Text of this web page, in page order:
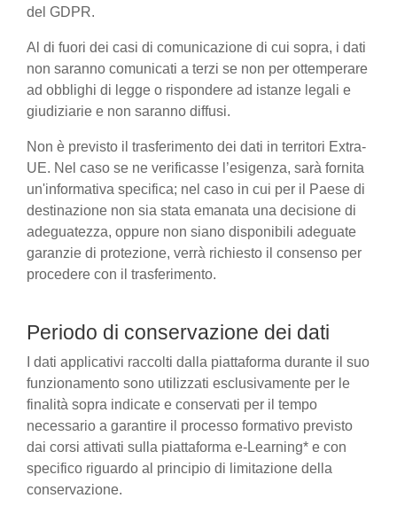
del GDPR.
Al di fuori dei casi di comunicazione di cui sopra, i dati
non saranno comunicati a terzi se non per ottemperare
ad obblighi di legge o rispondere ad istanze legali e
giudiziarie e non saranno diffusi.
Non è previsto il trasferimento dei dati in territori Extra-
UE. Nel caso se ne verificasse l’esigenza, sarà fornita
un'informativa specifica; nel caso in cui per il Paese di
destinazione non sia stata emanata una decisione di
adeguatezza, oppure non siano disponibili adeguate
garanzie di protezione, verrà richiesto il consenso per
procedere con il trasferimento.
Periodo di conservazione dei dati
I dati applicativi raccolti dalla piattaforma durante il suo
funzionamento sono utilizzati esclusivamente per le
finalità sopra indicate e conservati per il tempo
necessario a garantire il processo formativo previsto
dai corsi attivati sulla piattaforma e-Learning* e con
specifico riguardo al principio di limitazione della
conservazione.